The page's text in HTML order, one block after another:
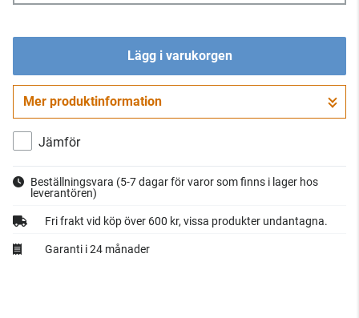
Lägg i varukorgen
Gå till kassan
Mer produktinformation
Jämför
Beställningsvara (5-7 dagar för varor som finns i lager hos
leverantören)
Fri frakt vid köp över 600 kr, vissa produkter undantagna.
Garanti i 24 månader